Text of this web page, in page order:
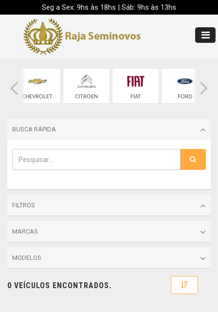
Seg a Sex: 9hs às 18hs | Sáb: 9hs às 13hs
CHEVROLET CITROEN FIAT FORD
BUSCA RÁPIDA
FILTROS
MARCAS
MODELOS
0 VEÍCULOS ENCONTRADOS. Toggle